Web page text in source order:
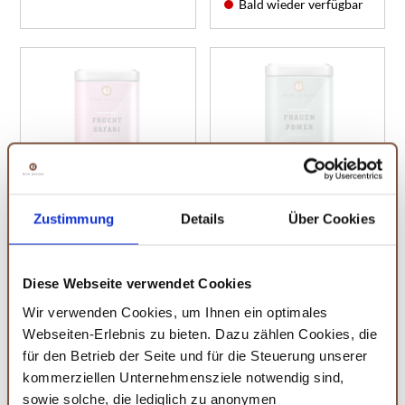
Zustimmung Details Über Cookies
Diese Webseite verwendet Cookies
Wir verwenden Cookies, um Ihnen ein optimales
Webseiten-Erlebnis zu bieten. Dazu zählen Cookies, die
für den Betrieb der Seite und für die Steuerung unserer
kommerziellen Unternehmensziele notwendig sind,
sowie solche, die lediglich zu anonymen
Bald wieder verfügbar
Fruchtig, saftig – einfach
Bald wieder verfügbar
Für Alltagsheldinnen